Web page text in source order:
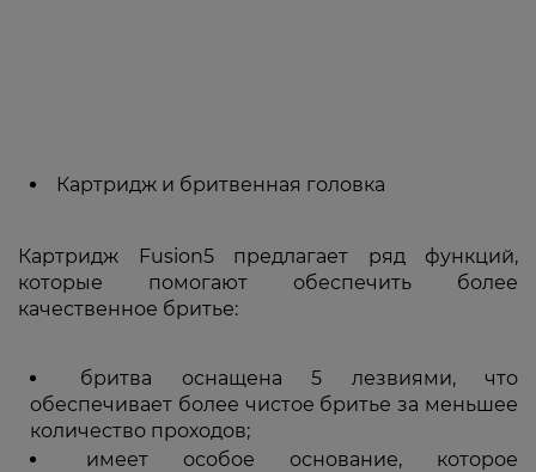
Картридж и бритвенная головка
Картридж Fusion5 предлагает ряд функций,
которые помогают обеспечить более
качественное бритье:
бритва оснащена 5 лезвиями, что
обеспечивает более чистое бритье за меньшее
количество проходов;
имеет особое основание, которое